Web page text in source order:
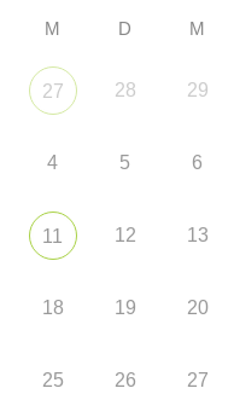
M D M
27 28 29
4 5 6
11 12 13
18 19 20
25 26 27